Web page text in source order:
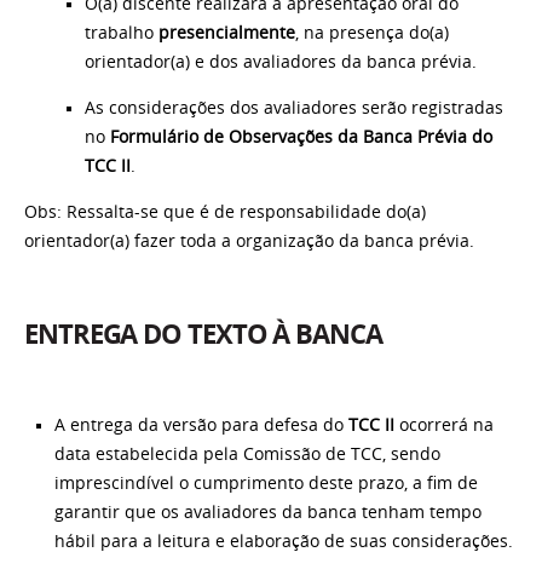
trabalho presencialmente, na presença do(a)
orientador(a) e dos avaliadores da banca prévia.
As considerações dos avaliadores serão registradas
no Formulário de Observações da Banca Prévia do
TCC II.
Obs: Ressalta-se que é de responsabilidade do(a)
orientador(a) fazer toda a organização da banca prévia.
ENTREGA DO TEXTO À BANCA
A entrega da versão para defesa do TCC IIocorrerá na
data estabelecida pela Comissão de TCC, sendo
imprescindível o cumprimento deste prazo, a fim de
garantir que os avaliadores da banca tenham tempo
hábil para a leitura e elaboração de suas considerações.